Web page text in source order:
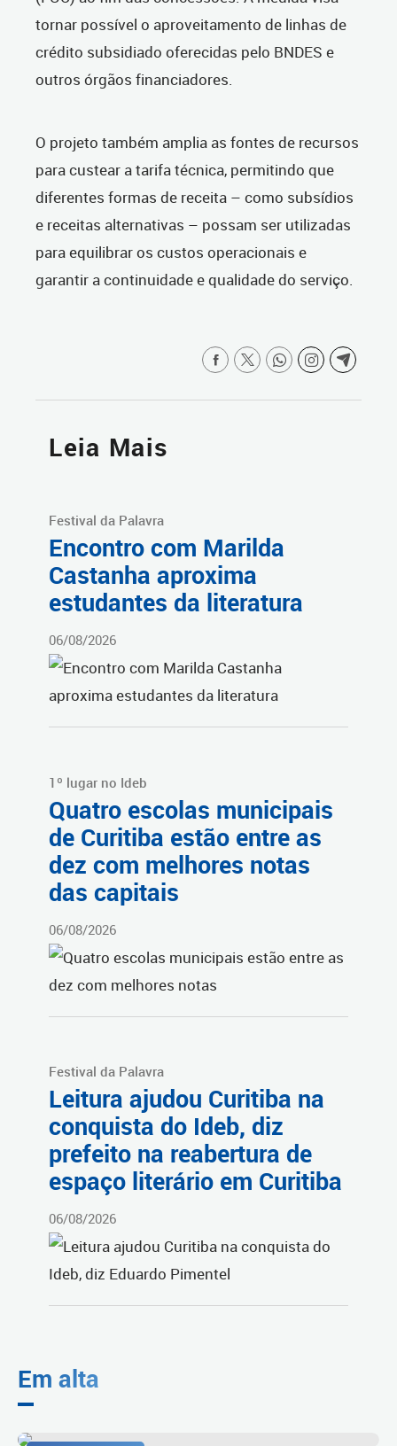
tornar possível o aproveitamento de linhas de
crédito subsidiado oferecidas pelo BNDES e
outros órgãos financiadores.
O projeto também amplia as fontes de recursos
para custear a tarifa técnica, permitindo que
diferentes formas de receita – como subsídios
e receitas alternativas – possam ser utilizadas
para equilibrar os custos operacionais e
garantir a continuidade e qualidade do serviço.
Leia Mais
Festival da Palavra
Encontro com Marilda
Castanha aproxima
estudantes da literatura
06/08/2026
1º lugar no Ideb
Quatro escolas municipais
de Curitiba estão entre as
dez com melhores notas
das capitais
06/08/2026
Festival da Palavra
Leitura ajudou Curitiba na
conquista do Ideb, diz
prefeito na reabertura de
espaço literário em Curitiba
06/08/2026
Em alta